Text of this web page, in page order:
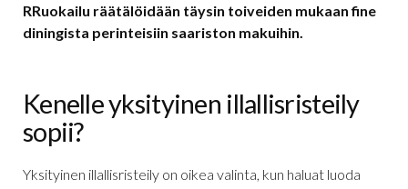
RRuokailu räätälöidään täysin toiveiden mukaan fine
diningista perinteisiin saariston makuihin.
Kenelle yksityinen illallisristeily
sopii?
Yksityinen illallisristeily on oikea valinta, kun haluat luoda